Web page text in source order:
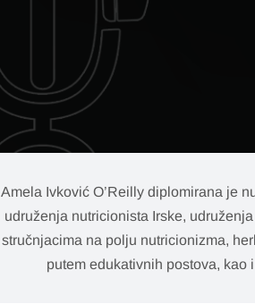
Amela Ivković O’Reilly diplomirana je
udruženja nutricionista Irske,
stručnjacima na polju nutricionizma,
putem edukativnih postova, kao